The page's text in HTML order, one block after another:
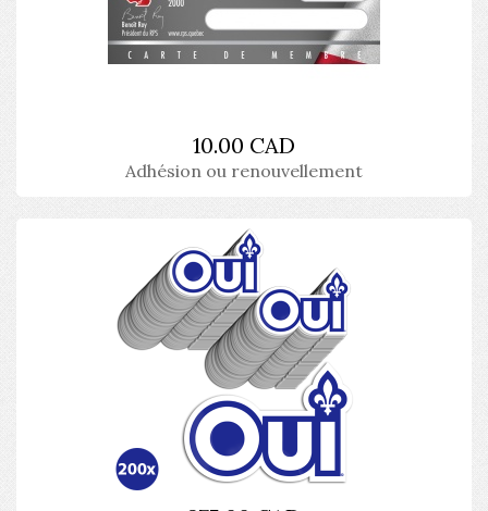
10.00 CAD
Adhésion ou renouvellement